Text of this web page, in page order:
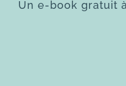
Un e-book gratuit